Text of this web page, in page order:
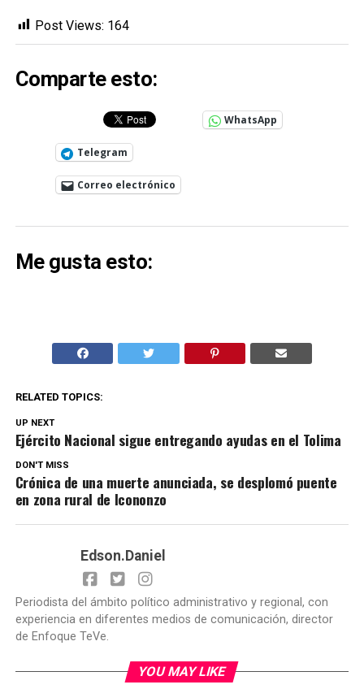
Post Views: 164
Comparte esto:
WhatsApp
Telegram
Correo electrónico
Me gusta esto:
RELATED TOPICS:
UP NEXT
Ejército Nacional sigue entregando ayudas en el Tolima
DON'T MISS
Crónica de una muerte anunciada, se desplomó puente
en zona rural de Icononzo
Edson.Daniel
Periodista del ámbito político administrativo y regional, con
experiencia en diferentes medios de comunicación, director
de Enfoque TeVe.
YOU MAY LIKE